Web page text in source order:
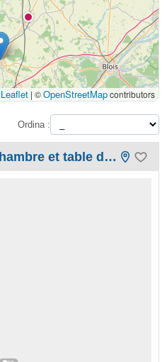
| ©OpenStreetMapcontributors
Ordina :
Manoir de huchepie chambre et table d'hôtes